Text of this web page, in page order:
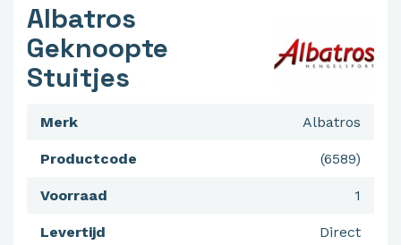
Albatros
Geknoopte
Stuitjes
Albatros
Merk
(6589)
Productcode
1
Voorraad
Direct
Levertijd